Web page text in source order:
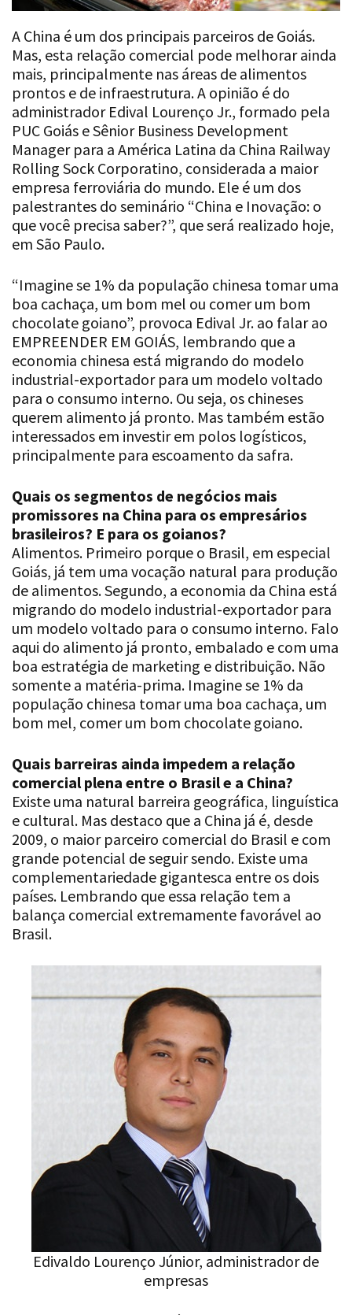
A China é um dos principais parceiros de Goiás.
Mas, esta relação comercial pode melhorar ainda
mais, principalmente nas áreas de alimentos
prontos e de infraestrutura. A opinião é do
administrador Edival Lourenço Jr., formado pela
PUC Goiás e Sênior Business Development
Manager para a América Latina da China Railway
Rolling Sock Corporatino, considerada a maior
empresa ferroviária do mundo. Ele é um dos
palestrantes do seminário “China e Inovação: o
que você precisa saber?”, que será realizado hoje,
em São Paulo.
boa cachaça, um bom mel ou comer um bom
chocolate goiano”, provoca Edival Jr. ao falar ao
EMPREENDER EM GOIÁS, lembrando que a
economia chinesa está migrando do modelo
industrial-exportador para um modelo voltado
para o consumo interno. Ou seja, os chineses
querem alimento já pronto. Mas também estão
interessados em investir em polos logísticos,
principalmente para escoamento da safra.
promissores na China para os empresários
brasileiros? E para os goianos?
Alimentos. Primeiro porque o Brasil, em especial
Goiás, já tem uma vocação natural para produção
de alimentos. Segundo, a economia da China está
migrando do modelo industrial-exportador para
um modelo voltado para o consumo interno. Falo
aqui do alimento já pronto, embalado e com uma
boa estratégia de marketing e distribuição. Não
somente a matéria-prima. Imagine se 1% da
população chinesa tomar uma boa cachaça, um
bom mel, comer um bom chocolate goiano.
comercial plena entre o Brasil e a China?
Existe uma natural barreira geográfica, linguística
e cultural. Mas destaco que a China já é, desde
2009, o maior parceiro comercial do Brasil e com
grande potencial de seguir sendo. Existe uma
complementariedade gigantesca entre os dois
países. Lembrando que essa relação tem a
balança comercial extremamente favorável ao
Brasil.
Edivaldo Lourenço Júnior, administrador de
empresas